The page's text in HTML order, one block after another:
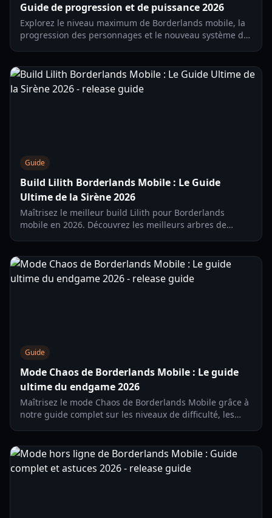
Guide de progression et de puissance 2026
Explorez le niveau maximum de Borderlands mobile, la
progression des personnages et le nouveau système de
Guide
Build Lilith Borderlands Mobile : Le Guide
Ultime de la Sirène 2026
Maîtrisez le meilleur build Lilith pour Borderlands
mobile en 2026. Découvrez les meilleurs arbres de
Guide
Mode Chaos de Borderlands Mobile : Le guide
ultime du endgame 2026
Maîtrisez le mode Chaos de Borderlands Mobile grâce à
notre guide complet sur les niveaux de difficulté, les